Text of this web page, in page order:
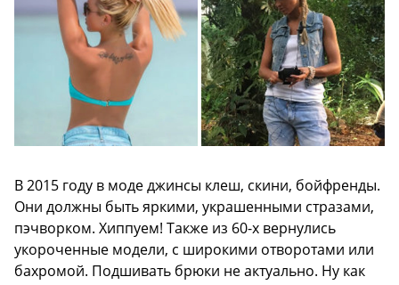
В 2015 году в моде джинсы клеш, скини, бойфренды.
Они должны быть яркими, украшенными стразами,
пэчворком. Хиппуем! Также из 60-х вернулись
укороченные модели, с широкими отворотами или
бахромой. Подшивать брюки не актуально. Ну как